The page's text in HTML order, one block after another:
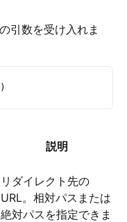
引数を受け入れま
説明
リダイレクト先の
URL。相対パスまたは
絶対パスを指定できま